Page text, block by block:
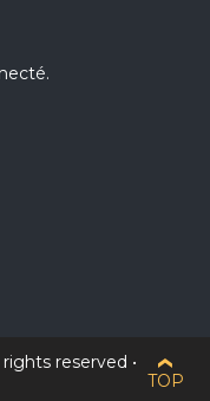
reserved •
TOP